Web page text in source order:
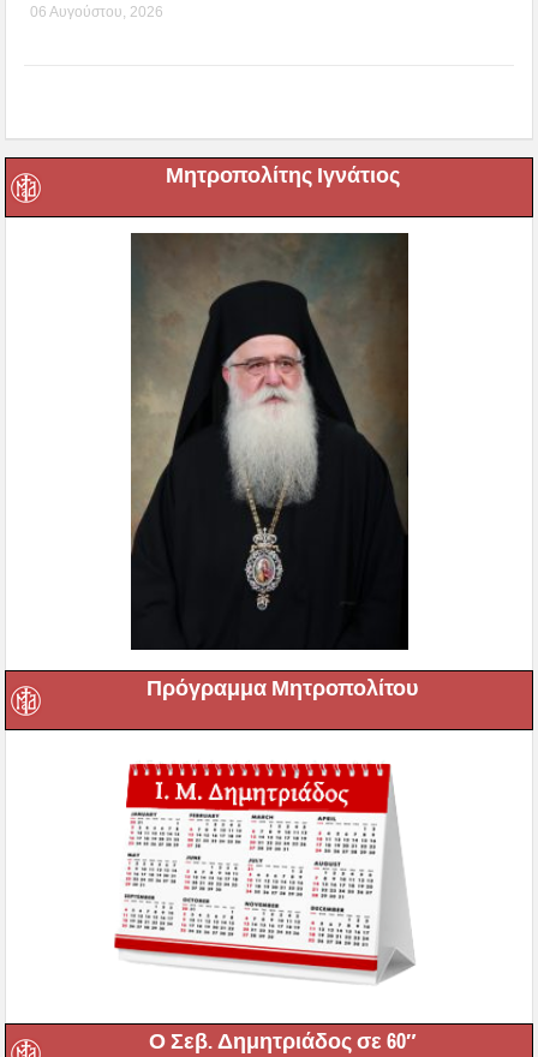
06 Αυγούστου, 2026
Μητροπολίτης Ιγνάτιος
Πρόγραμμα Μητροπολίτου
Ο Σεβ. Δημητριάδος σε 60″